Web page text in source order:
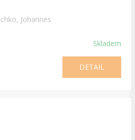
Johannes
Skladem
DETAIL